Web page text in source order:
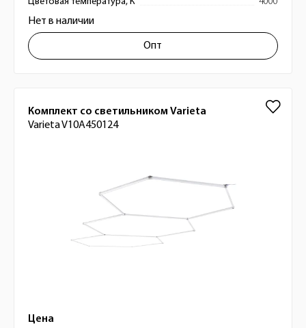
Нет в наличии
Опт
Комплект со светильником Varieta
Varieta V10A450124
Цена